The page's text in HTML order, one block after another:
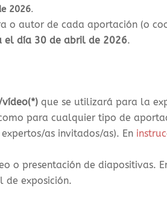
2026.
o autor de cada aportación (o
el día 30 de abril de 2026.
que se utilizará para la
para cualquier tipo de
as invitados/as). En
presentación de diapositivas.
de exposición.